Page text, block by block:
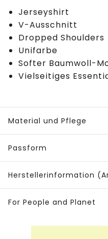
Jerseyshirt
V-Ausschnitt
Dropped Shoulders
Unifarbe
Softer Baumwoll-
Vielseitiges
Material und Pflege
Passform
Herstellerinformation
For People and Planet